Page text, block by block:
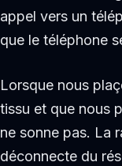
appel vers un
que le téléphone
Lorsque nous
tissu et que nous
ne sonne pas. La
déconnecte du